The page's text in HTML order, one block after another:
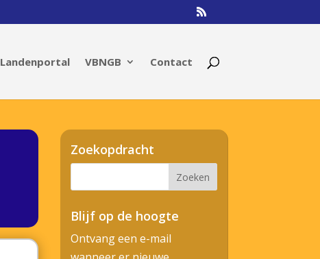
Landenportal VBNGB Contact
Zoekopdracht
Blijf op de hoogte
Ontvang een e-mail